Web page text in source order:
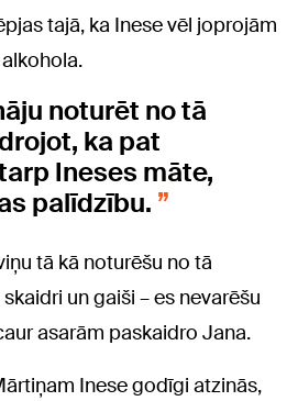
tajā, ka Inese vēl joprojām
noturēt no tā
ka pat
Ineses māte,
palīdzību.
tā kā noturēšu no tā
un gaiši – es nevarēšu
asarām paskaidro Jana.
Inese godīgi atzinās,